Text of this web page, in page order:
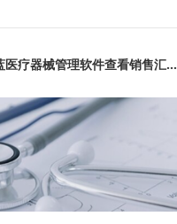
傲蓝医疗器械管理软件查看销售汇总情况的操作步骤